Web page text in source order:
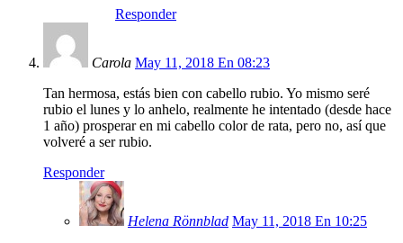
Responder
Carola May 11, 2018 En 08:23
Tan hermosa, estás bien con cabello rubio. Yo mismo seré
rubio el lunes y lo anhelo, realmente he intentado (desde hace
1 año) prosperar en mi cabello color de rata, pero no, así que
volveré a ser rubio.
Responder
Helena Rönnblad May 11, 2018 En 10:25